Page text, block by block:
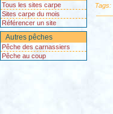
Tous les sites carpe
Sites carpe du mois
Référencer un site
Autres pêches
Pêche des carnassiers
Pêche au coup
Tags: